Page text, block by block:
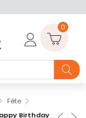
0
Fête
Birthday